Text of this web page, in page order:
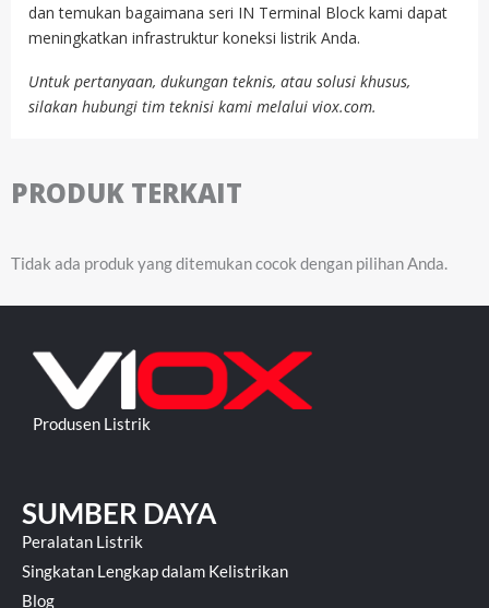
dan temukan bagaimana seri IN Terminal Block kami dapat
meningkatkan infrastruktur koneksi listrik Anda.
Untuk pertanyaan, dukungan teknis, atau solusi khusus,
silakan hubungi tim teknisi kami melalui viox.com.
PRODUK TERKAIT
Tidak ada produk yang ditemukan cocok dengan pilihan Anda.
Produsen Listrik
SUMBER DAYA
Peralatan Listrik
Singkatan Lengkap dalam Kelistrikan
Blog